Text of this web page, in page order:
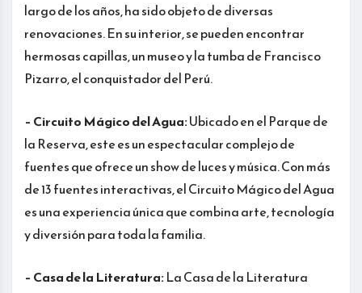
largo de los años, ha sido objeto de diversas
renovaciones. En su interior, se pueden encontrar
hermosas capillas, un museo y la tumba de Francisco
Pizarro, el conquistador del Perú.
– Circuito Mágico del Agua:Ubicado en el Parque de
la Reserva, este es un espectacular complejo de
fuentes que ofrece un show de luces y música. Con más
de 13 fuentes interactivas, el Circuito Mágico del Agua
es una experiencia única que combina arte, tecnología
y diversión para toda la familia.
– Casa de la Literatura:La Casa de la Literatura